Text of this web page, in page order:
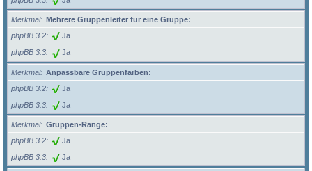
Merkmal
Mehrere Gruppenleiter für eine Gruppe:
phpBB 3.2
Ja
phpBB 3.3 Ja
Merkmal
Anpassbare Gruppenfarben:
phpBB 3.2
Ja
phpBB 3.3 Ja
Merkmal
Gruppen-Ränge:
phpBB 3.2
Ja
phpBB 3.3 Ja